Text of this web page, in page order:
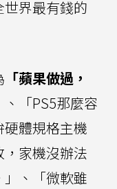
界最有錢的
「蘋果做過，
、「PS5那麼容
體規格主機
家機沒辦法
、「微軟雖